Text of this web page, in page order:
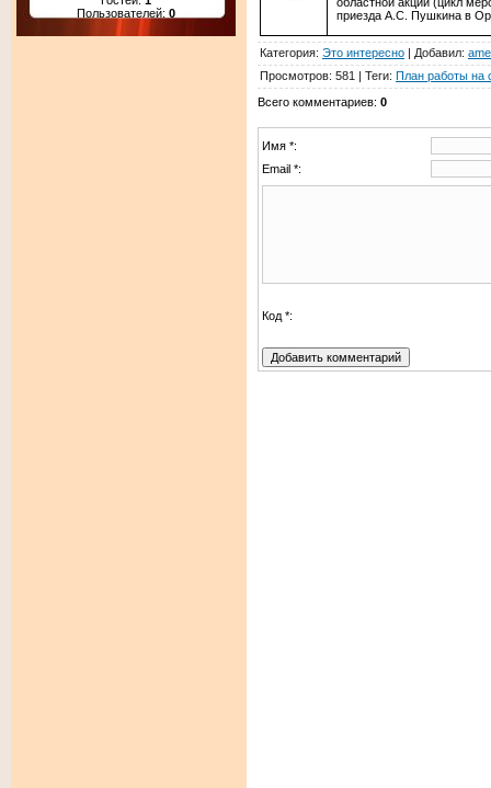
Пользователей: 0
приезда А.С. Пушкина в
Категория: Это интересно | Добавил:
Просмотров: 581 | Теги: План работы на
Всего комментариев: 0
Имя *:
Email *:
Код *: